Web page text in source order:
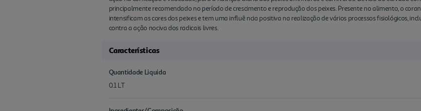
principalmente recomendado no período de crescimento e reprodução dos peixes. Presente no alimento, o
intensificam as cores dos peixes e tem uma influê ncia positiva na realização de vários processos fisiológicos,
contra a ação nociva dos radicais livres.
Características
Quantidade Liquida
0.1 LT